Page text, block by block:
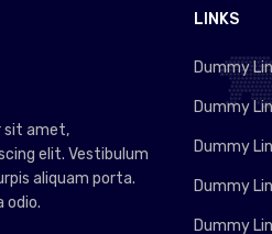
sit amet,
elit. Vestibulum
aliquam porta.
odio.
LINKS
Dummy
Dummy
Dummy
Dummy
Dummy